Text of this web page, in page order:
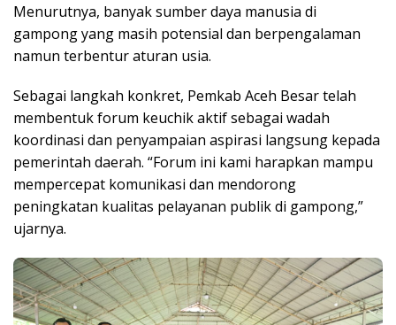
Menurutnya, banyak sumber daya manusia di
gampong yang masih potensial dan berpengalaman
namun terbentur aturan usia.
Sebagai langkah konkret, Pemkab Aceh Besar telah
membentuk forum keuchik aktif sebagai wadah
koordinasi dan penyampaian aspirasi langsung kepada
pemerintah daerah. “Forum ini kami harapkan mampu
mempercepat komunikasi dan mendorong
peningkatan kualitas pelayanan publik di gampong,”
ujarnya.